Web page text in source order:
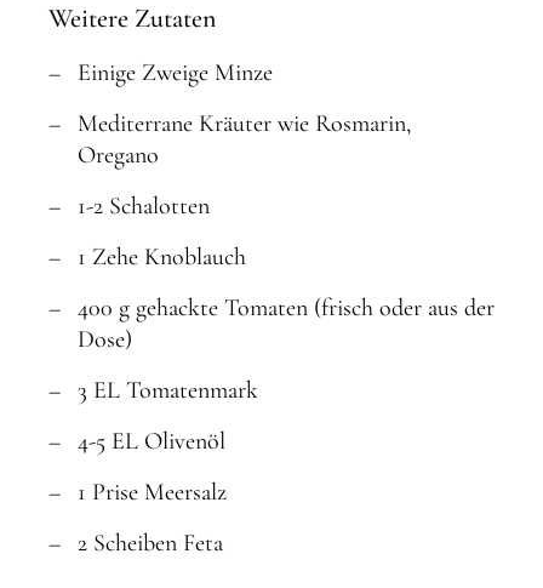
Weitere Zutaten
Einige Zweige Minze
Mediterrane Kräuter wie Rosmarin,
Oregano
1-2 Schalotten
1 Zehe Knoblauch
400 g gehackte Tomaten (frisch oder aus der
Dose)
3 EL Tomatenmark
4-5 EL Olivenöl
1 Prise Meersalz
2 Scheiben Feta